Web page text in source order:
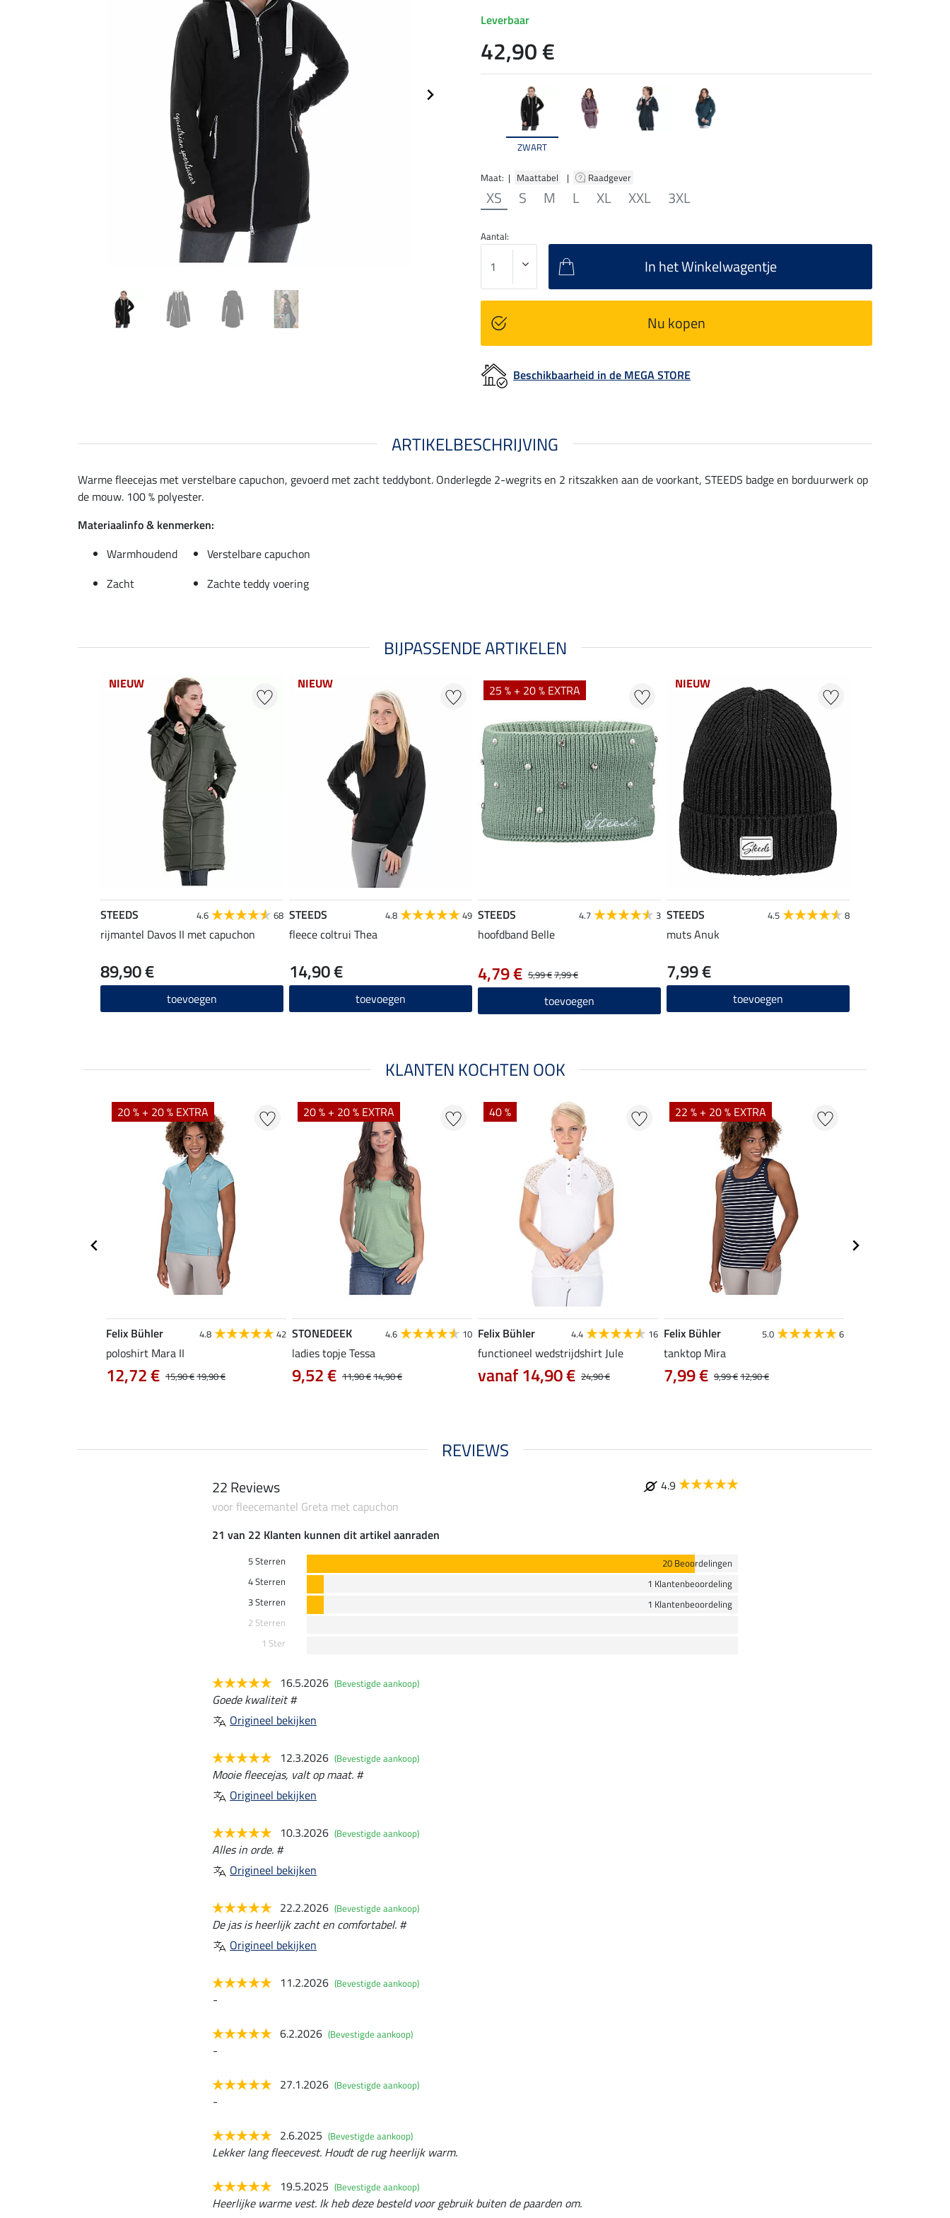
ZWART
Maat: | Maattabel | Raadgever
XS S M L XL XXL 3XL
Leverbaar
42,90 €
Aantal:
In het Winkelwagentje
Nu kopen
Beschikbaarheid in de MEGA STORE
ARTIKELBESCHRIJVING
Warme fleecejas met verstelbare capuchon, gevoerd met zacht teddybont. Onderlegde 2-wegrits en 2 ritszakken aan de voorkant, STEEDS badge en borduurwerk op
de mouw. 100 % polyester.
Materiaalinfo & kenmerken:
Warmhoudend
Verstelbare capuchon
Zacht
Zachte teddy voering
BIJPASSENDE ARTIKELEN
NIEUW
STEEDS 4.6 68
rijmantel Davos II met capuchon
89,90 €
toevoegen
NIEUW
STEEDS 4.8 49
fleece coltrui Thea
14,90 €
toevoegen
25 % + 20 % EXTRA
STEEDS 4.7 3
hoofdband Belle
5,99 €7,99 €
4,79 €
toevoegen
NIEUW
STEEDS 4.5 8
muts Anuk
7,99 €
toevoegen
KLANTEN KOCHTEN OOK
20 % + 20 % EXTRA
Felix Bühler 4.8 42
poloshirt Mara II
15,90 €19,90 €
12,72 €
20 % + 20 % EXTRA
STONEDEEK 4.6 10
ladies topje Tessa
11,90 €14,90 €
9,52 €
40 %
Felix Bühler 4.4 16
functioneel wedstrijdshirt Jule
24,90 €
vanaf 14,90 €
22 % + 20 % EXTRA
Felix Bühler 5.0 6
tanktop Mira
9,99 €12,90 €
7,99 €
REVIEWS
22 Reviews
4.9
voor fleecemantel Greta met capuchon
21 van 22 Klanten kunnen dit artikel aanraden
5 Sterren
20 Beoordelingen
4 Sterren
1 Klantenbeoordeling
3 Sterren
1 Klantenbeoordeling
2 Sterren
1 Ster
16.5.2026 (Bevestigde aankoop)
Goede kwaliteit #
Origineel bekijken
12.3.2026 (Bevestigde aankoop)
Mooie fleecejas, valt op maat. #
Origineel bekijken
10.3.2026 (Bevestigde aankoop)
Alles in orde. #
Origineel bekijken
22.2.2026 (Bevestigde aankoop)
De jas is heerlijk zacht en comfortabel. #
Origineel bekijken
11.2.2026 (Bevestigde aankoop)
-
6.2.2026 (Bevestigde aankoop)
-
27.1.2026 (Bevestigde aankoop)
-
2.6.2025 (Bevestigde aankoop)
Lekker lang fleecevest. Houdt de rug heerlijk warm.
19.5.2025 (Bevestigde aankoop)
Heerlijke warme vest. Ik heb deze besteld voor gebruik buiten de paarden om.